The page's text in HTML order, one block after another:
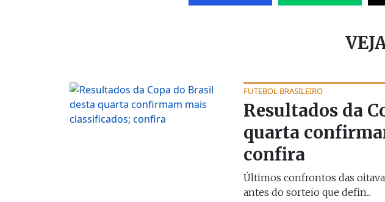
FUTEBOL BRASILEIRO
Resultados da
quarta
confira
Últimos confrontos das
antes do sorteio que defin...